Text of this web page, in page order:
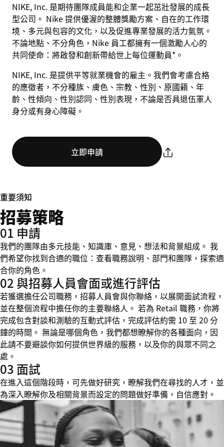
NIKE, Inc. 是期待團隊成員能和企業一起茁壯發展的成長
型公司。 Nike 提供優渥的整體獎勵方案、自在的工作環
境、多元與包容的文化，以及促進專業發展的活力氣氛。
不論地點、不分角色，Nike 員工都擁有一個激勵人心的
共同使命：將啟發和創新帶給世上每位運動員*。
NIKE, Inc. 是提供平等就業機會的雇主。我們會考慮合格
的應徵者，不分種族、膚色、宗教、性別、原國籍、年
齡、性傾向、性別認同、性別表現，不論是否具退伍軍人
身分或有身心障礙。
立即申請
重要須知
招募策略
01 申請
我們的團隊由多元技能、知識庫、意見、想法和背景組成。 我
們希望你找到合適的職位：查看職務說明、部門和團隊，探索適
合你的角色。
02 與招募人員會面或進行評估
若獲選擔任公司職務，招募人員會與你聯絡，以展開面試流程，
並在整個流程中擔任你的主要聯絡人。 若為 Retail 職務，你將
完成包含對談和測驗的互動式評估，完成評估約需 10 至 20 分
鐘的時間。 無論是哪個角色，我們都想瞭解你的各種面向，因
此請不要避談你如何提供世界級的服務，以及你的與眾不同之
處。
03 面試
在進入這個階段時，可先做好研究，瞭解我們在尋找的人才，並
為深入瞭解你及相關背景而設定的問題做好準備，自信應對。